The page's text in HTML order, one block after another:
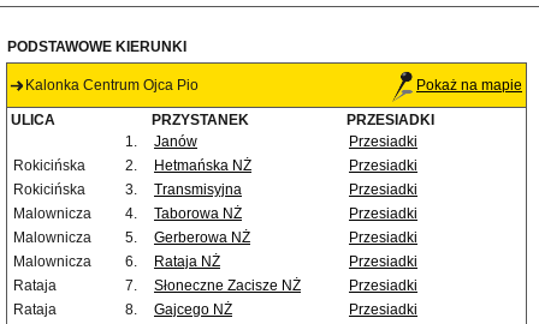
PODSTAWOWE KIERUNKI
Kalonka Centrum Ojca Pio Pokaż na mapie
ULICA PRZYSTANEK
PRZESIADKI
1.
Janów
Przesiadki
Rokicińska
2. Hetmańska NŻ
Przesiadki
Rokicińska
3. Transmisyjna
Przesiadki
Malownicza
4. Taborowa NŻ
Przesiadki
Malownicza
5. Gerberowa NŻ
Przesiadki
Malownicza
6. Rataja NŻ
Przesiadki
Rataja
7. Słoneczne Zacisze NŻ
Przesiadki
Rataja
8. Gajcego NŻ
Przesiadki